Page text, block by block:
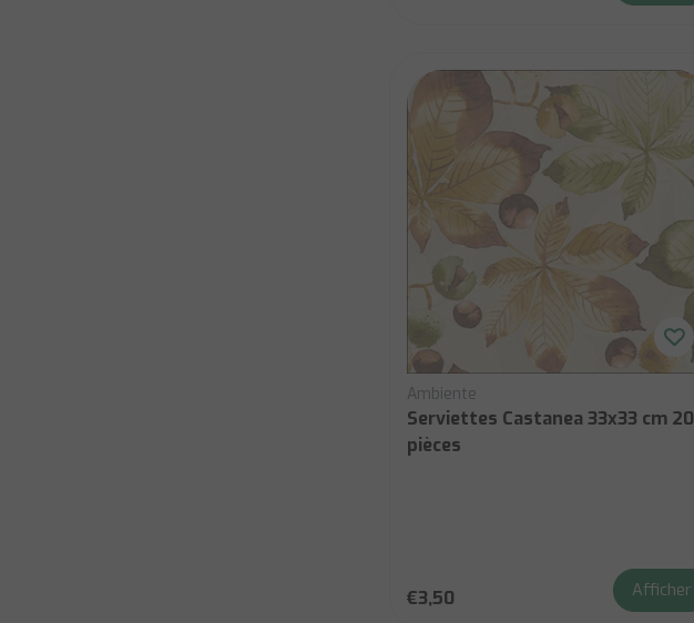
Ambiente
Serviettes Castanea 33x33 cm 20
pièces
€3,50 Afficher